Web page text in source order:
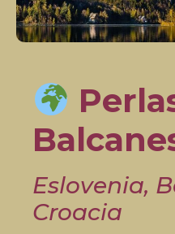
Eslovenia,
Croacia